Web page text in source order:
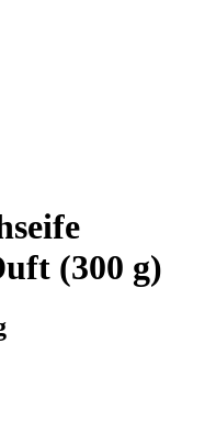
(300 g)